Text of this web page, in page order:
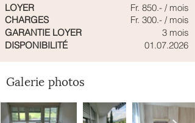
LOYER
Fr. 850.- / mois
CHARGES
Fr. 300.- / mois
GARANTIE LOYER
3 mois
DISPONIBILITÉ
01.07.2026
Galerie photos